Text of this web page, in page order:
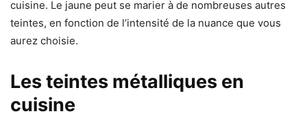
cuisine. Le jaune peut se marier à de nombreuses autres
teintes, en fonction de l’intensité de la nuance que vous
aurez choisie.
Les teintes métalliques en
cuisine